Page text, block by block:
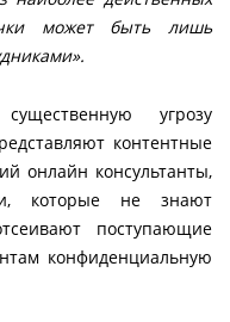
может быть лишь
угрозу
контентные
онлайн консультанты,
которые не знают
поступающие
конфиденциальную